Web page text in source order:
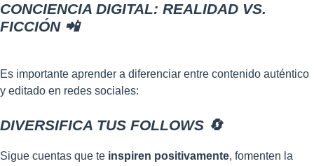
CONCIENCIA DIGITAL: REALIDAD VS.
FICCIÓN 📲
Es importante aprender a diferenciar entre contenido auténtico
y editado en redes sociales:
DIVERSIFICA TUS FOLLOWS 🔄
Sigue cuentas que te inspiren positivamente, fomenten la